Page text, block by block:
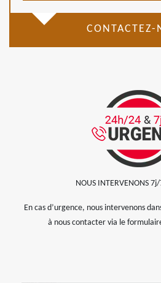
CONTACTEZ-
NOUS INTERVENONS
En cas d’urgence, nous intervenons
à nous contacter via le